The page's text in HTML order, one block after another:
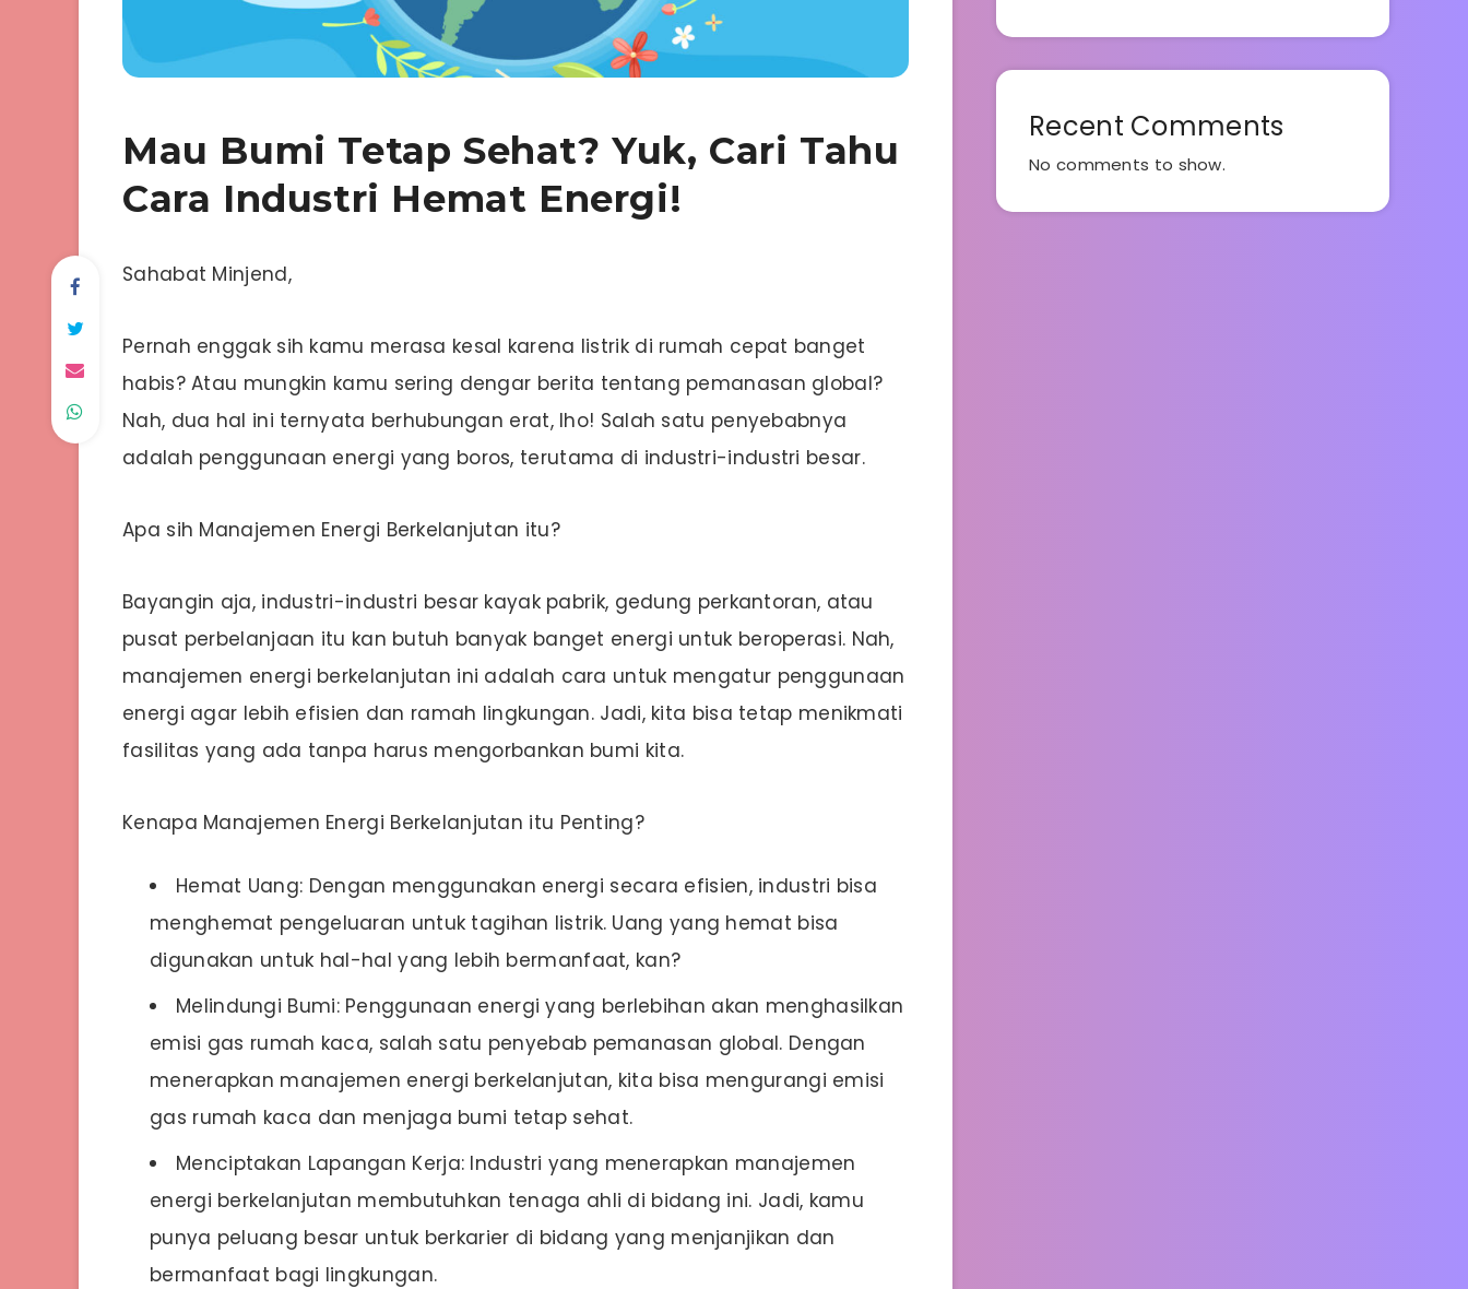
Mau Bumi Tetap Sehat? Yuk, Cari Tahu
Cara Industri Hemat Energi!
Sahabat Minjend,
Pernah enggak sih kamu merasa kesal karena listrik di rumah cepat banget
habis? Atau mungkin kamu sering dengar berita tentang pemanasan global?
Nah, dua hal ini ternyata berhubungan erat, lho! Salah satu penyebabnya
adalah penggunaan energi yang boros, terutama di industri-industri besar.
Apa sih Manajemen Energi Berkelanjutan itu?
Bayangin aja, industri-industri besar kayak pabrik, gedung perkantoran, atau
pusat perbelanjaan itu kan butuh banyak banget energi untuk beroperasi. Nah,
manajemen energi berkelanjutan ini adalah cara untuk mengatur penggunaan
energi agar lebih efisien dan ramah lingkungan. Jadi, kita bisa tetap menikmati
fasilitas yang ada tanpa harus mengorbankan bumi kita.
Kenapa Manajemen Energi Berkelanjutan itu Penting?
Hemat Uang: Dengan menggunakan energi secara efisien, industri bisa
menghemat pengeluaran untuk tagihan listrik. Uang yang hemat bisa
digunakan untuk hal-hal yang lebih bermanfaat, kan?
Melindungi Bumi: Penggunaan energi yang berlebihan akan menghasilkan
emisi gas rumah kaca, salah satu penyebab pemanasan global. Dengan
menerapkan manajemen energi berkelanjutan, kita bisa mengurangi emisi
gas rumah kaca dan menjaga bumi tetap sehat.
Menciptakan Lapangan Kerja: Industri yang menerapkan manajemen
energi berkelanjutan membutuhkan tenaga ahli di bidang ini. Jadi, kamu
punya peluang besar untuk berkarier di bidang yang menjanjikan dan
bermanfaat bagi lingkungan.
Recent Comments
No comments to show.